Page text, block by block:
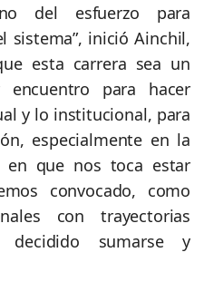
del esfuerzo para
sistema”, inició Ainchil,
esta carrera sea un
para hacer
y lo institucional, para
especialmente en la
que nos toca estar
convocado, como
con trayectorias
decidido sumarse y